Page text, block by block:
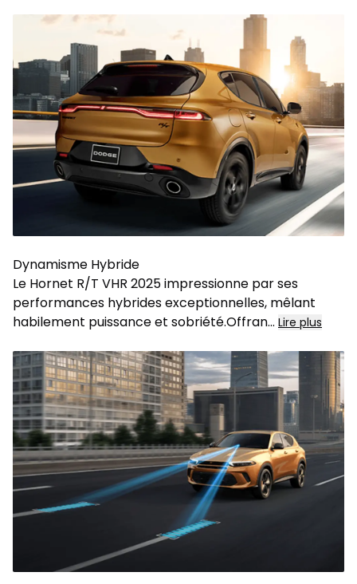
Dynamisme Hybride
Le Hornet R/T VHR 2025 impressionne par ses
performances hybrides exceptionnelles, mêlant
habilement puissance et sobriété.Offran... Lire plus